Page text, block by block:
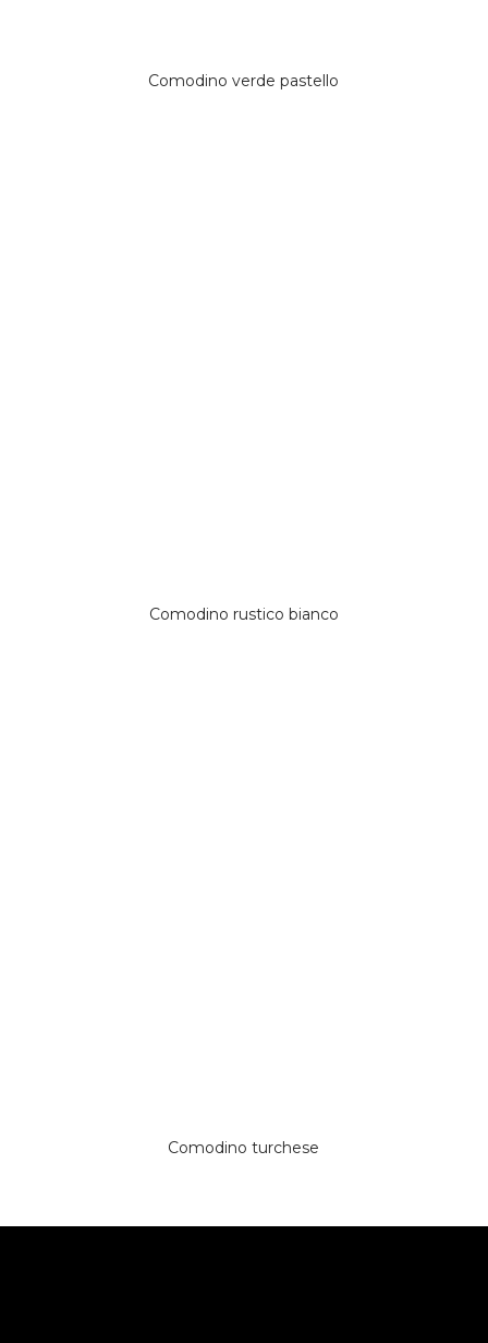
Comodino verde pastello
Comodino rustico bianco
Comodino turchese